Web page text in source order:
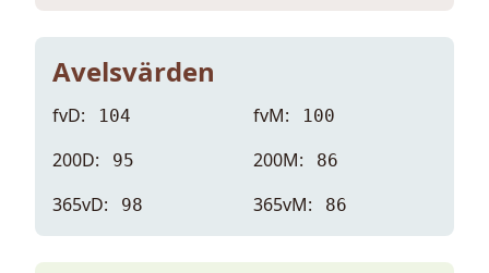
Avelsvärden
fvD: 104 fvM: 100
200D: 95 200M: 86
365vD: 98 365vM: 86